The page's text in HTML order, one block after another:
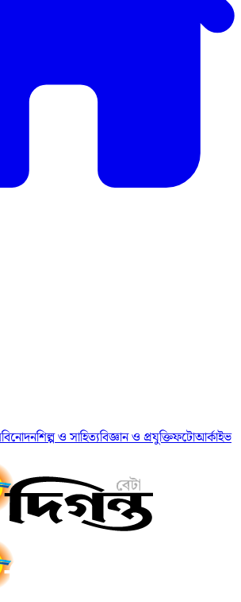
বিনোদনশিল্প ও সাহিত্যবিজ্ঞান ও প্রযুক্তিফটোআর্কাইভ